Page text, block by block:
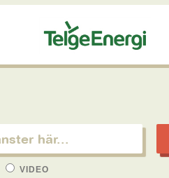
VIDEO